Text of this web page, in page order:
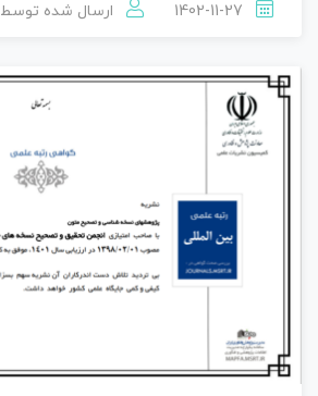
ارسال شده توسط